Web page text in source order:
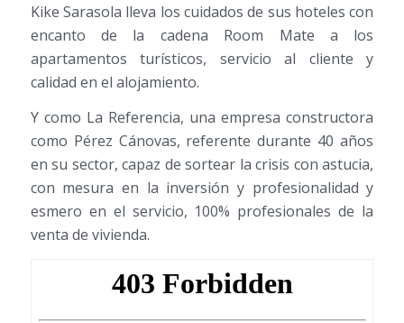
Kike Sarasola lleva los cuidados de sus hoteles con
encanto de la cadena Room Mate a los
apartamentos turísticos, servicio al cliente y
calidad en el alojamiento.
Y como La Referencia, una empresa constructora
como Pérez Cánovas, referente durante 40 años
en su sector, capaz de sortear la crisis con astucia,
con mesura en la inversión y profesionalidad y
esmero en el servicio, 100% profesionales de la
venta de vivienda.